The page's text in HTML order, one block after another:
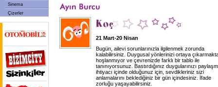
Sinema
Çizerler
21 Mart-20 Nisan
Bugün, ailevi sorunlarınızla ilgilenmek zorunda
kalabilirsiniz. Duygusal yönlerinizi ortaya
hoşlanmıyor ve çevrenizde farklı bir tablo ile
tanınıyorsunuz. Bastırdığınız duygularınızı
ihtiyacı içinde olduğunuz için, sevdikleriniz sizi
anlamalarını beklediğiniz bir gün içindesiniz. İfade
zorluğu yaşayabilirsiniz.